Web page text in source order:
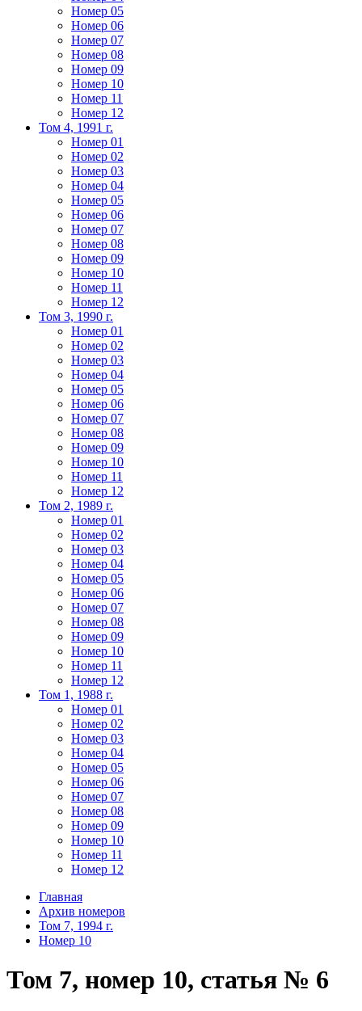
Номер 05
Номер 06
Номер 07
Номер 08
Номер 09
Номер 10
Номер 11
Номер 12
Том 4, 1991 г.
Номер 01
Номер 02
Номер 03
Номер 04
Номер 05
Номер 06
Номер 07
Номер 08
Номер 09
Номер 10
Номер 11
Номер 12
Том 3, 1990 г.
Номер 01
Номер 02
Номер 03
Номер 04
Номер 05
Номер 06
Номер 07
Номер 08
Номер 09
Номер 10
Номер 11
Номер 12
Том 2, 1989 г.
Номер 01
Номер 02
Номер 03
Номер 04
Номер 05
Номер 06
Номер 07
Номер 08
Номер 09
Номер 10
Номер 11
Номер 12
Том 1, 1988 г.
Номер 01
Номер 02
Номер 03
Номер 04
Номер 05
Номер 06
Номер 07
Номер 08
Номер 09
Номер 10
Номер 11
Номер 12
Главная
Архив номеров
Том 7, 1994 г.
Номер 10
Том 7, номер 10, статья № 6